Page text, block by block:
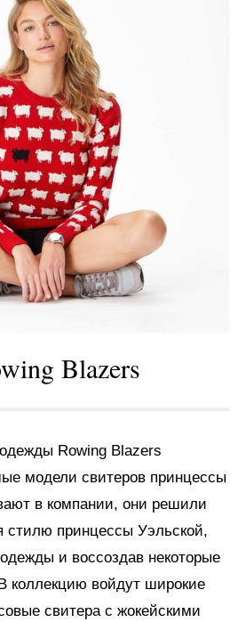
Blazers
Rowing Blazers
модели свитеров принцессы
в компании, они решили
стилю принцессы Уэльской,
и воссоздав некоторые
коллекцию войдут широкие
свитера с жокейскими